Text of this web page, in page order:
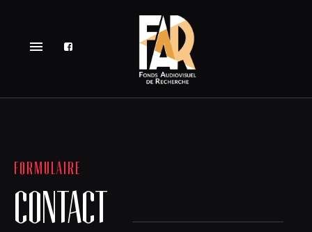
menu
FORMULAIRE
CONTACT